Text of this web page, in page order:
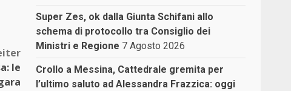
le
Super Zes, ok dalla Giunta Schifani allo
schema di protocollo tra Consiglio dei
Ministri e Regione 7 Agosto 2026
Crollo a Messina, Cattedrale gremita per
l’ultimo saluto ad Alessandra Frazzica: oggi